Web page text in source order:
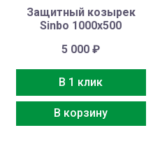
Защитный козырек
Sinbo 1000х500
5 000₽
В 1 клик
В корзину